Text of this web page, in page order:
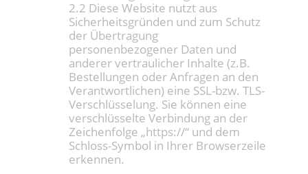
2.2 Diese Website nutzt aus
Sicherheitsgründen und zum Schutz
der Übertragung
personenbezogener Daten und
anderer vertraulicher Inhalte (z.B.
Bestellungen oder Anfragen an den
Verantwortlichen) eine SSL-bzw. TLS-
Verschlüsselung. Sie können eine
verschlüsselte Verbindung an der
Zeichenfolge „https://“ und dem
Schloss-Symbol in Ihrer Browserzeile
erkennen.